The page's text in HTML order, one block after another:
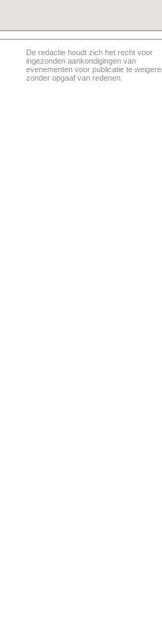
De redactie houdt zich het recht voor
ingezonden aankondigingen van
evenementen voor publicatie te
zonder opgaaf van redenen.